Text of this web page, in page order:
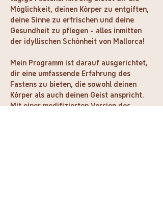
Möglichkeit, deinen Körper zu entgiften,
deine Sinne zu erfrischen und deine
Gesundheit zu pflegen - alles inmitten
der idyllischen Schönheit von Mallorca!
Mein Programm ist darauf ausgerichtet,
dir eine umfassende Erfahrung des
Fastens zu bieten, die sowohl deinen
Körper als auch deinen Geist anspricht.
Mit einer modifizierten Version des